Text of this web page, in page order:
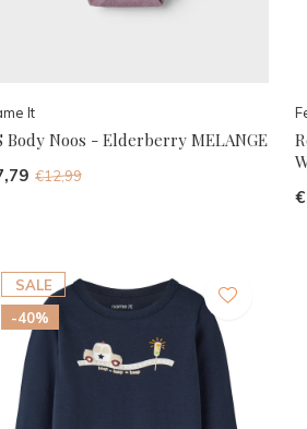
It
Body Noos - Elderberry MELANGE
€12,99
SALE
-40%